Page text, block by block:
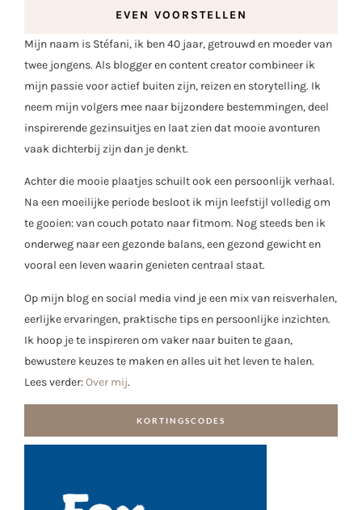
EVEN VOORSTELLEN
Mijn naam is Stéfani, ik ben 40 jaar, getrouwd en moeder van
twee jongens. Als blogger en content creator combineer ik
mijn passie voor actief buiten zijn, reizen en storytelling. Ik
neem mijn volgers mee naar bijzondere bestemmingen, deel
inspirerende gezinsuitjes en laat zien dat mooie avonturen
vaak dichterbij zijn dan je denkt.
Achter die mooie plaatjes schuilt ook een persoonlijk verhaal.
Na een moeilijke periode besloot ik mijn leefstijl volledig om
te gooien: van couch potato naar fitmom. Nog steeds ben ik
onderweg naar een gezonde balans, een gezond gewicht en
vooral een leven waarin genieten centraal staat.
Op mijn blog en social media vind je een mix van reisverhalen,
eerlijke ervaringen, praktische tips en persoonlijke inzichten.
Ik hoop je te inspireren om vaker naar buiten te gaan,
bewustere keuzes te maken en alles uit het leven te halen.
Lees verder:Over mij.
KORTINGSCODES